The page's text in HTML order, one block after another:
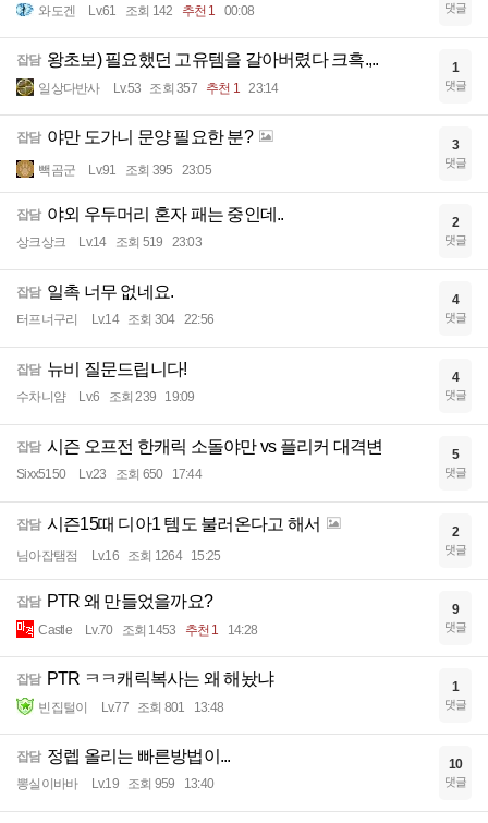
와도겐 Lv.61 조회 142 추천 1 00:08 댓글
잡담 왕초보) 필요했던 고유템을 갈아버렸다 크흑.,..
일상다반사 Lv.53 조회 357 추천 1 23:14
1
댓글
잡담 야만 도가니 문양 필요한 분?
빽곰군 Lv.91 조회 395 23:05
3
댓글
잡담 야외 우두머리 혼자 패는 중인데..
상크상크 Lv.14 조회 519 23:03
2
댓글
잡담 일촉 너무 없네요.
터프너구리 Lv.14 조회 304 22:56
4
댓글
잡담 뉴비 질문드립니다!
수차니얌 Lv.6 조회 239 19:09
4
댓글
잡담 시즌 오프전 한캐릭 소돌야만 vs 플리커 대격변
Sixx5150 Lv.23 조회 650 17:44
5
댓글
잡담 시즌15때 디아1 템도 불러온다고 해서
님아잡탬점 Lv.16 조회 1264 15:25
2
댓글
잡담 PTR 왜 만들었을까요?
Castle Lv.70 조회 1453 추천 1 14:28
9
댓글
잡담 PTR ㅋㅋ캐릭복사는 왜 해놨냐
빈집털이 Lv.77 조회 801 13:48
1
댓글
잡담 정렙 올리는 빠른방법이...
뽕실이바바 Lv.19 조회 959 13:40
10
댓글